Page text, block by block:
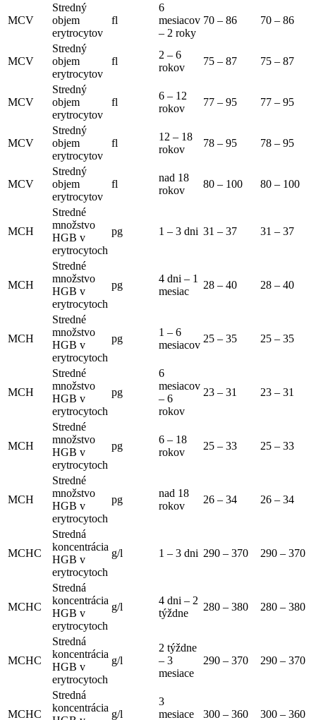
MCV
Stredný
objem
erytrocytov
fl
6
mesiacov
– 2 roky
70 – 86 70 – 86
MCV
Stredný
objem
erytrocytov
fl
2 – 6
rokov
75 – 87 75 – 87
MCV
Stredný
objem
erytrocytov
fl
6 – 12
rokov
77 – 95 77 – 95
MCV
Stredný
objem
erytrocytov
fl
12 – 18
rokov
78 – 95 78 – 95
MCV
Stredný
objem
erytrocytov
fl
nad 18
rokov
80 – 100 80 – 100
MCH
Stredné
množstvo
HGB v
erytrocytoch
pg 1 – 3 dni 31 – 37 31 – 37
MCH
Stredné
množstvo
HGB v
erytrocytoch
pg
4 dni – 1
mesiac
28 – 40 28 – 40
MCH
Stredné
množstvo
HGB v
erytrocytoch
pg
1 – 6
mesiacov
25 – 35 25 – 35
MCH
Stredné
množstvo
HGB v
erytrocytoch
pg
6
mesiacov
– 6
rokov
23 – 31 23 – 31
MCH
Stredné
množstvo
HGB v
erytrocytoch
pg
6 – 18
rokov
25 – 33 25 – 33
MCH
Stredné
množstvo
HGB v
erytrocytoch
pg
nad 18
rokov
26 – 34 26 – 34
MCHC
Stredná
koncentrácia
HGB v
erytrocytoch
g/l 1 – 3 dni 290 – 370 290 – 370
MCHC
Stredná
koncentrácia
HGB v
erytrocytoch
g/l
4 dni – 2
týždne
280 – 380 280 – 380
MCHC
Stredná
koncentrácia
HGB v
erytrocytoch
g/l
2 týždne
– 3
mesiace
290 – 370 290 – 370
MCHC
Stredná
koncentrácia
g/l
3
mesiace
300 – 360 300 – 360